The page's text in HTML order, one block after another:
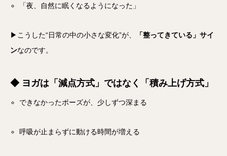
「夜、自然に眠くなるようになった」
▶こうした“日常の中の小さな変化”が、
「整ってきている」サイ
ンなのです。
◆ ヨガは「減点方式」ではなく「積み上げ方式」
できなかったポーズが、少しずつ深まる
呼吸が止まらずに動ける時間が増える